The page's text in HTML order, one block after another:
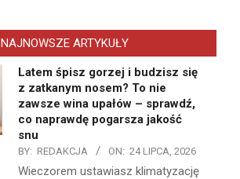
NAJNOWSZE ARTYKUŁY
Latem śpisz gorzej i budzisz się
z zatkanym nosem? To nie
zawsze wina upałów – sprawdź,
co naprawdę pogarsza jakość
snu
BY: REDAKCJA ON: 24 LIPCA, 2026
Wieczorem ustawiasz klimatyzację